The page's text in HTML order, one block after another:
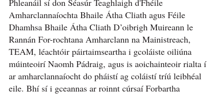
Phleanáil sí don Séasúr Teaghlaigh d'Fhéile
Amharclannaíochta Bhaile Átha Cliath agus Féile
Dhamhsa Bhaile Átha Cliath D’oibrigh Muireann le
Rannán For-rochtana Amharclann na Mainistreach,
TEAM, léachtóir páirtaimseartha i gcoláiste oiliúna
múinteoirí Naomh Pádraig, agus is aoichainteoir rialta í
ar amharclannaíocht do pháistí ag coláistí tríú leibhéal
eile. Bhí sí i gceannas ar roinnt cúrsaí Forbartha